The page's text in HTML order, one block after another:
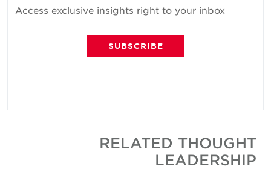
Access exclusive insights right to your inbox
SUBSCRIBE
RELATED THOUGHT
LEADERSHIP